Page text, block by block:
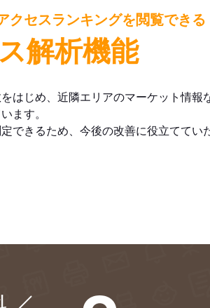
クセスランキングを閲覧できる
解析機能
はじめ、近隣エリアのマーケット情報
ます。
できるため、今後の改善に役立ててい